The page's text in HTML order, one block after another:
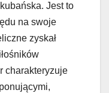
Jest to
na swoje
zyskał
charakteryzuje